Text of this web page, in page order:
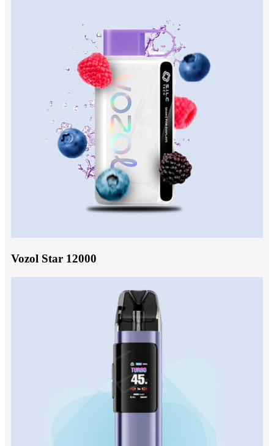
Vozol Star 12000